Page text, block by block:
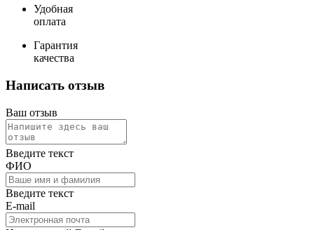
Удобная
оплата
Гарантия
качества
Написать отзыв
Ваш отзыв
Введите текст
ФИО
Введите текст
E-mail